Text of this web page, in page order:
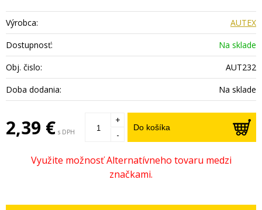
Výrobca:
AUTEX
Dostupnosť:
Na sklade
Obj. čislo:
AUT232
Doba dodania:
Na sklade
2,39 € s DPH Do košíka
+
-